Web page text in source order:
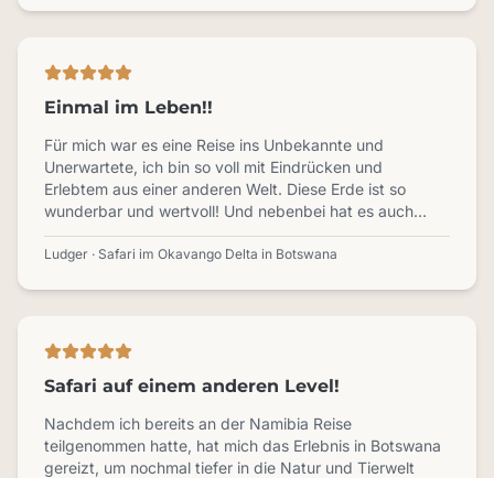
Einmal im Leben!!
Für mich war es eine Reise ins Unbekannte und
Unerwartete, ich bin so voll mit Eindrücken und
Erlebtem aus einer anderen Welt. Diese Erde ist so
wunderbar und wertvoll! Und nebenbei hat es auch
meine Sicht auf unsere nordeuropäische Welt etwas
verändert…
Ludger · Safari im Okavango Delta in Botswana
Safari auf einem anderen Level!
Nachdem ich bereits an der Namibia Reise
teilgenommen hatte, hat mich das Erlebnis in Botswana
gereizt, um nochmal tiefer in die Natur und Tierwelt